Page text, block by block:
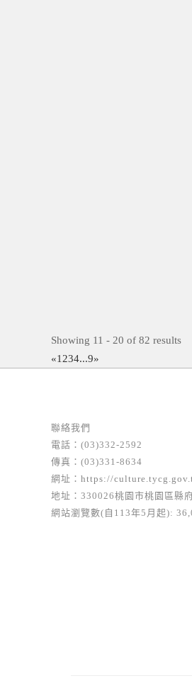
Showing 11 - 20 of 82 results
«1 234...9»
聯絡我們
電話：(03)332-2592
傳真：(03)331-8634
網址： https://
地址：330026桃園市桃園區縣
網站瀏覽數(自113年5月起):